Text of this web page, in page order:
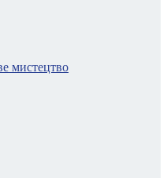
мистецтво